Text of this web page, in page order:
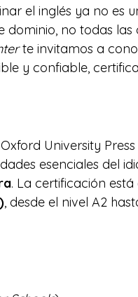
el inglés ya no es
dominio, no todas las
te invitamos a
y confiable,
University
esenciales del
. La certificación
, desde el nivel A2